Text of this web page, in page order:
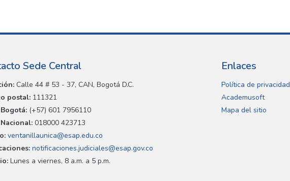
Sede Central
Calle 44 # 53 - 37, CAN, Bogotá D.C.
postal: 111321
(+57) 601 7956110
018000 423713
ventanillaunica@esap.edu.co
notificaciones.judiciales@esap.gov.co
Lunes a viernes, 8 a.m. a 5 p.m.
Enlaces
Política de privacidad
Academusoft
Mapa del sitio